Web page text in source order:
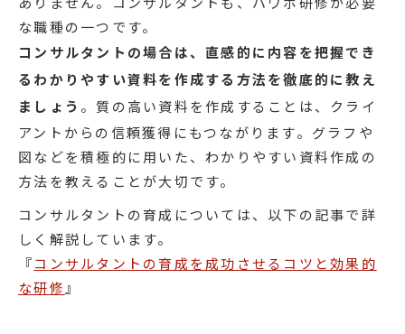
な職種の一つです。
コンサルタントの場合は、直感的に内容を把握でき
るわかりやすい資料を作成する方法を徹底的に教え
ましょう 。質の高い資料を作成することは、クライ
アントからの信頼獲得にもつながります。グラフや
図などを積極的に用いた、わかりやすい資料作成の
方法を教えることが大切です。
コンサルタントの育成については、以下の記事で詳
しく解説しています。
『コンサルタントの育成を成功させるコツと効果的
な研修 』